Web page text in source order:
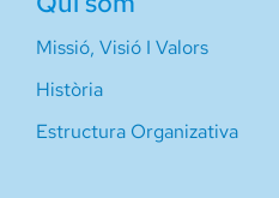
Missió, Visió I Valors
Història
Estructura Organizativa